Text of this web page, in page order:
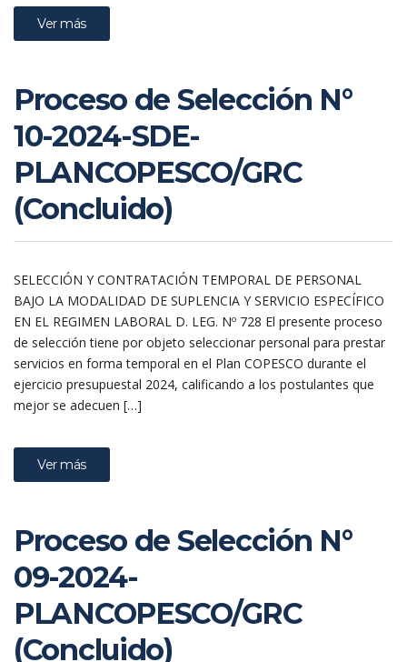
Ver más
Proceso de Selección N°
10-2024-SDE-
PLANCOPESCO/GRC
(Concluido)
SELECCIÓN Y CONTRATACIÓN TEMPORAL DE PERSONAL
BAJO LA MODALIDAD DE SUPLENCIA Y SERVICIO ESPECÍFICO
EN EL REGIMEN LABORAL D. LEG. Nº 728 El presente proceso
de selección tiene por objeto seleccionar personal para prestar
servicios en forma temporal en el Plan COPESCO durante el
ejercicio presupuestal 2024, calificando a los postulantes que
mejor se adecuen […]
Ver más
Proceso de Selección N°
09-2024-
PLANCOPESCO/GRC
(Concluido)